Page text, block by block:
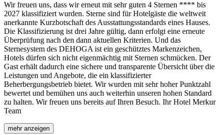
Wir freuen uns, dass wir erneut mit sehr guten 4 Sternen **** bis
2027 klassifiziert wurden. Sterne sind für Hotelgäste die weltweit
anerkannte Kurzbotschaft des Ausstattungsstandards eines Hauses.
Die Klassifizierung ist drei Jahre gültig, dann erfolgt eine erneute
Überprüfung nach den dann aktuellen Kriterien. Und das
Sternesystem des DEHOGA ist ein geschütztes Markenzeichen,
Hotels dürfen sich nicht eigenmächtig mit Sternen schmücken. Der
Gast erhält dadurch eine sichere und transparente Übersicht über die
Leistungen und Angebote, die ein klassifizierter
Beherbergungsbetrieb bietet. Wir wurden mit sehr hoher Punktzahl
bewertet und bemühen uns auch weiterhin unseren hohen Standard
zu halten. Wir freuen uns bereits auf Ihren Besuch. Ihr Hotel Merkur
Team
mehr anzeigen